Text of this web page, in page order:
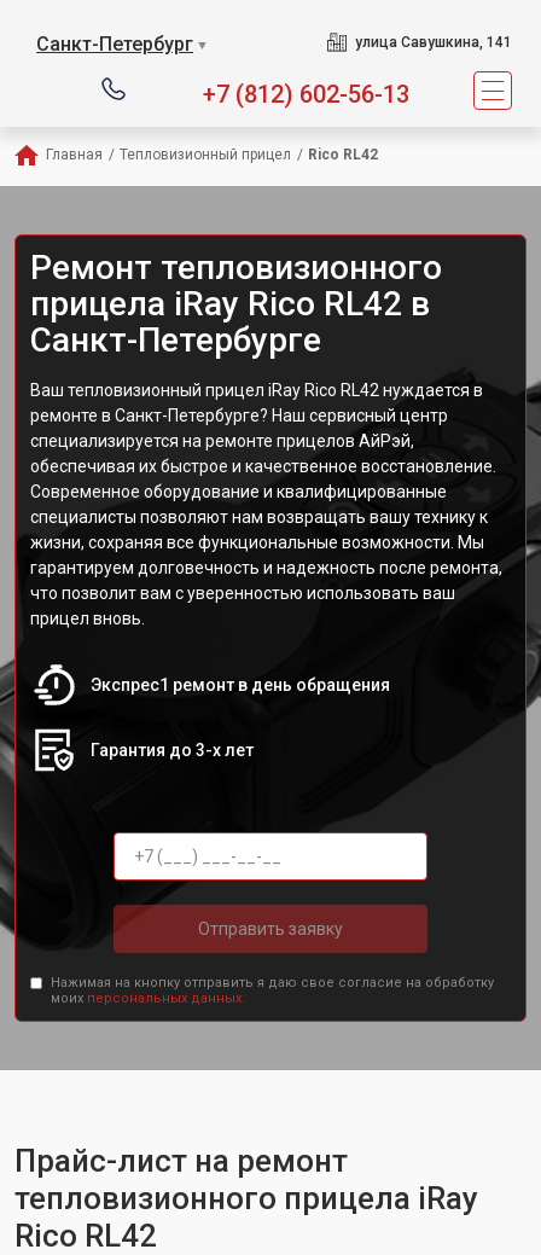
Санкт-Петербург ▼ улица Савушкина, 141
+7 (812) 602-56-13
Главная / Тепловизионный прицел / Rico RL42
Ремонт тепловизионного
прицела iRay Rico RL42 в
Санкт-Петербурге
Ваш тепловизионный прицел iRay Rico RL42 нуждается в
ремонте в Санкт-Петербурге? Наш сервисный центр
специализируется на ремонте прицелов АйРэй,
обеспечивая их быстрое и качественное восстановление.
Современное оборудование и квалифицированные
специалисты позволяют нам возвращать вашу технику к
жизни, сохраняя все функциональные возможности. Мы
гарантируем долговечность и надежность после ремонта,
что позволит вам с уверенностью использовать ваш
прицел вновь.
Экспрес1 ремонт в день обращения
Гарантия до 3-х лет
Отправить заявку
Нажимая на кнопку отправить я даю свое согласие на обработку
моих персональных данных.
Прайс-лист на ремонт
тепловизионного прицела iRay
Rico RL42